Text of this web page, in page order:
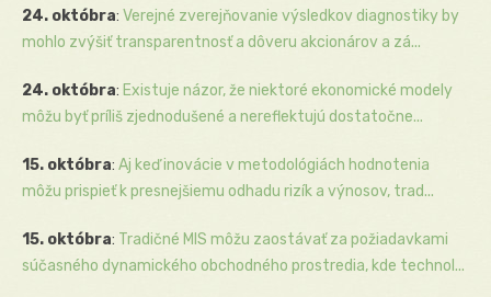
24. októbra: Verejné zverejňovanie výsledkov diagnostiky by
mohlo zvýšiť transparentnosť a dôveru akcionárov a zá...
24. októbra: Existuje názor, že niektoré ekonomické modely
môžu byť príliš zjednodušené a nereflektujú dostatočne...
15. októbra: Aj keď inovácie v metodológiách hodnotenia
môžu prispieť k presnejšiemu odhadu rizík a výnosov, trad...
15. októbra: Tradičné MIS môžu zaostávať za požiadavkami
súčasného dynamického obchodného prostredia, kde technol...